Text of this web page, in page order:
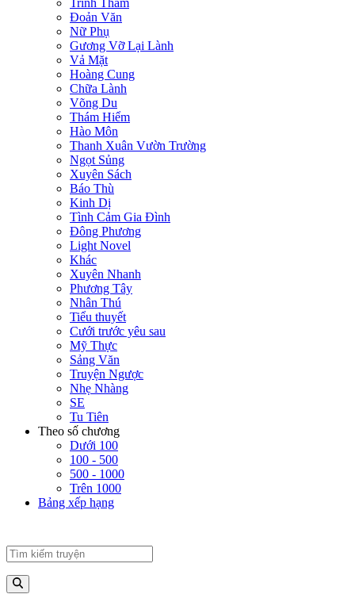
Trinh Thám
Đoản Văn
Nữ Phụ
Gương Vỡ Lại Lành
Vả Mặt
Hoàng Cung
Chữa Lành
Võng Du
Thám Hiểm
Hào Môn
Thanh Xuân Vườn Trường
Ngọt Sủng
Xuyên Sách
Báo Thù
Kinh Dị
Tình Cảm Gia Đình
Đông Phương
Light Novel
Khác
Xuyên Nhanh
Phương Tây
Nhân Thú
Tiểu thuyết
Cưới trước yêu sau
Mỹ Thực
Sảng Văn
Truyện Ngược
Nhẹ Nhàng
SE
Tu Tiên
Theo số chương
Dưới 100
100 - 500
500 - 1000
Trên 1000
Bảng xếp hạng